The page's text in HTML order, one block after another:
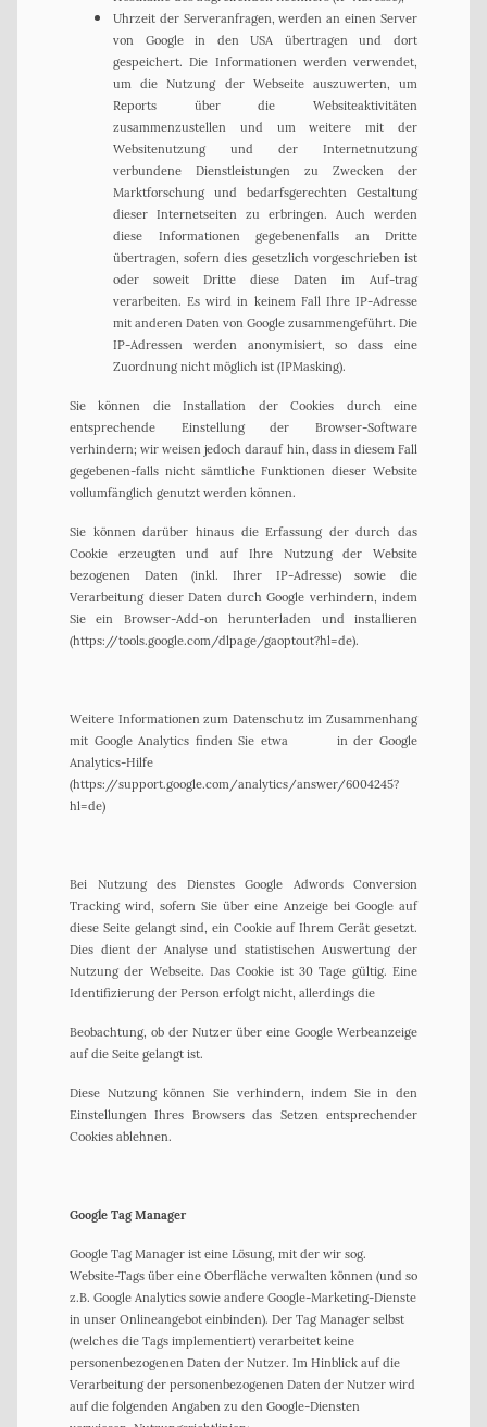
Uhrzeit der Serveranfragen, werden an einen Server
von Google in den USA übertragen und dort
gespeichert. Die Informationen werden verwendet,
um die Nutzung der Webseite auszuwerten, um
Reports über die Websiteaktivitäten
zusammenzustellen und um weitere mit der
Websitenutzung und der Internetnutzung
verbundene Dienstleistungen zu Zwecken der
Marktforschung und bedarfsgerechten Gestaltung
dieser Internetseiten zu erbringen. Auch werden
diese Informationen gegebenenfalls an Dritte
übertragen, sofern dies gesetzlich vorgeschrieben ist
oder soweit Dritte diese Daten im Auf-trag
verarbeiten. Es wird in keinem Fall Ihre IP-Adresse
mit anderen Daten von Google zusammengeführt. Die
IP-Adressen werden anonymisiert, so dass eine
Zuordnung nicht möglich ist (IPMasking).
Sie können die Installation der Cookies durch eine
entsprechende Einstellung der Browser-Software
verhindern; wir weisen jedoch darauf hin, dass in diesem Fall
gegebenen-falls nicht sämtliche Funktionen dieser Website
vollumfänglich genutzt werden können.
Sie können darüber hinaus die Erfassung der durch das
Cookie erzeugten und auf Ihre Nutzung der Website
bezogenen Daten (inkl. Ihrer IP-Adresse) sowie die
Verarbeitung dieser Daten durch Google verhindern, indem
Sie ein Browser-Add-on herunterladen und installieren
(https://tools.google.com/dlpage/gaoptout?hl=de).
Weitere Informationen zum Datenschutz im Zusammenhang
mit Google Analytics finden Sie etwa in der Google
Analytics-Hilfe
(https://support.google.com/analytics/answer/6004245?
hl=de)
Bei Nutzung des Dienstes Google Adwords Conversion
Tracking wird, sofern Sie über eine Anzeige bei Google auf
diese Seite gelangt sind, ein Cookie auf Ihrem Gerät gesetzt.
Dies dient der Analyse und statistischen Auswertung der
Nutzung der Webseite. Das Cookie ist 30 Tage gültig. Eine
Identifizierung der Person erfolgt nicht, allerdings die
Beobachtung, ob der Nutzer über eine Google Werbeanzeige
auf die Seite gelangt ist.
Diese Nutzung können Sie verhindern, indem Sie in den
Einstellungen Ihres Browsers das Setzen entsprechender
Cookies ablehnen.
Google Tag Manager
Google Tag Manager ist eine Lösung, mit der wir sog.
Website-Tags über eine Oberfläche verwalten können (und so
z.B. Google Analytics sowie andere Google-Marketing-Dienste
in unser Onlineangebot einbinden). Der Tag Manager selbst
(welches die Tags implementiert) verarbeitet keine
personenbezogenen Daten der Nutzer. Im Hinblick auf die
Verarbeitung der personenbezogenen Daten der Nutzer wird
auf die folgenden Angaben zu den Google-Diensten